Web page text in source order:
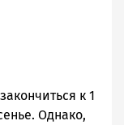
к 1
Однако,